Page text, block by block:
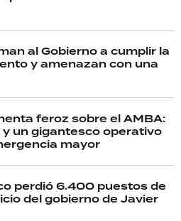
al Gobierno a cumplir la
y amenazan con una
feroz sobre el AMBA:
y un gigantesco operativo
mayor
perdió 6.400 puestos de
del gobierno de Javier